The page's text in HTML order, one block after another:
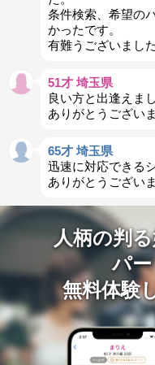
条件検索、希望の
かったです。
有難うございました
51才 埼玉県
良い方と出逢えまし
ありがとうございま
65才 埼玉県
迅速に対応できる
ありがとうござい
人柄の判
パ
無料体験